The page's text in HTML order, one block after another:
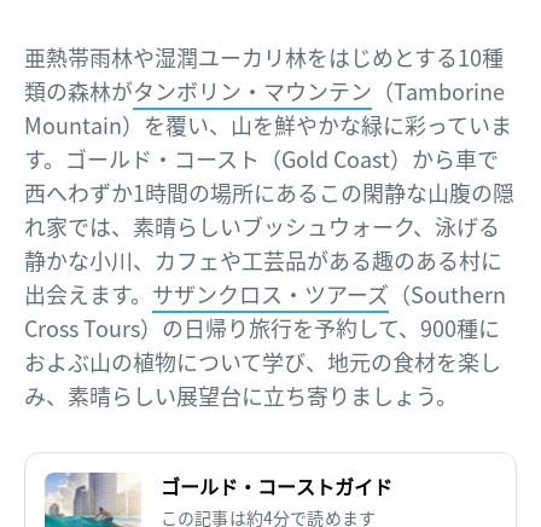
亜熱帯雨林や湿潤ユーカリ林をはじめとする10種
類の森林がタンボリン・マウンテン （Tamborine
Mountain）を覆い、山を鮮やかな緑に彩っていま
す。ゴールド・コースト（Gold Coast）から車で
西へわずか1時間の場所にあるこの閑静な山腹の隠
れ家では、素晴らしいブッシュウォーク、泳げる
静かな小川、カフェや工芸品がある趣のある村に
出会えます。 サザンクロス・ツアーズ （Southern
Cross Tours）の日帰り旅行を予約して、900種に
およぶ山の植物について学び、地元の食材を楽し
み、素晴らしい展望台に立ち寄りましょう。
ゴールド・コーストガイド
この記事は約4分で読めます